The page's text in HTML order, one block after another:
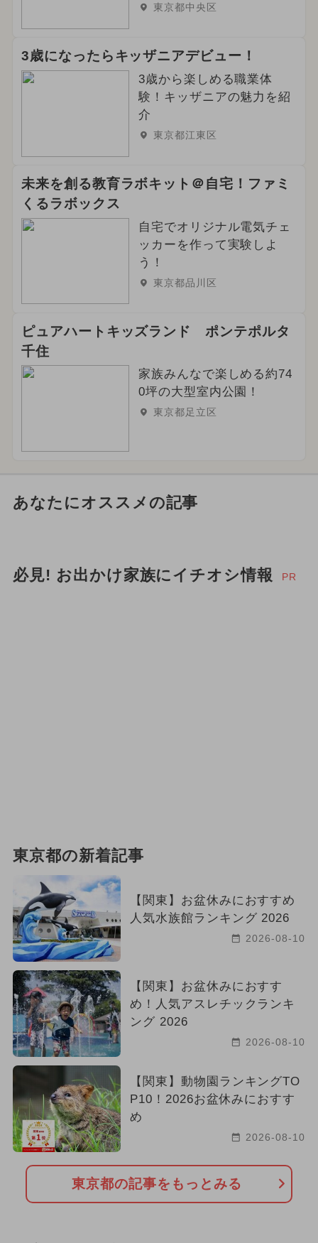
東京都中央区
3歳になったらキッザニアデビュー！
3歳から楽しめる職業体
験！キッザニアの魅力を紹
介
東京都江東区
未来を創る教育ラボキット＠自宅！ファミ
くるラボックス
自宅でオリジナル電気チェ
ッカーを作って実験しよ
う！
東京都品川区
ピュアハートキッズランド ポンテポルタ
千住
家族みんなで楽しめる約74
0坪の大型室内公園！
東京都足立区
あなたにオススメの記事
必見! お出かけ家族にイチオシ情報 PR
東京都の新着記事
【関東】お盆休みにおすすめ
人気水族館ランキング 2026
2026-08-10
【関東】お盆休みにおすす
め！人気アスレチックランキ
ング 2026
2026-08-10
【関東】動物園ランキングTO
P10！2026お盆休みにおすす
め
2026-08-10
東京都の記事をもっとみる